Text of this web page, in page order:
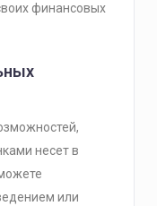
финансовых
несет в
или